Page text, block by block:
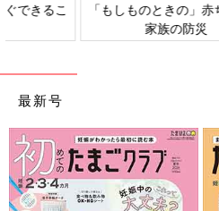
日本外来小児科学会リーフレッ
最新号